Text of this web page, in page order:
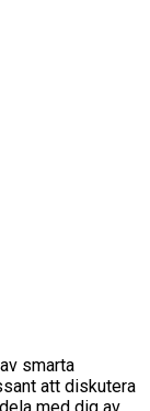
smarta
att diskutera